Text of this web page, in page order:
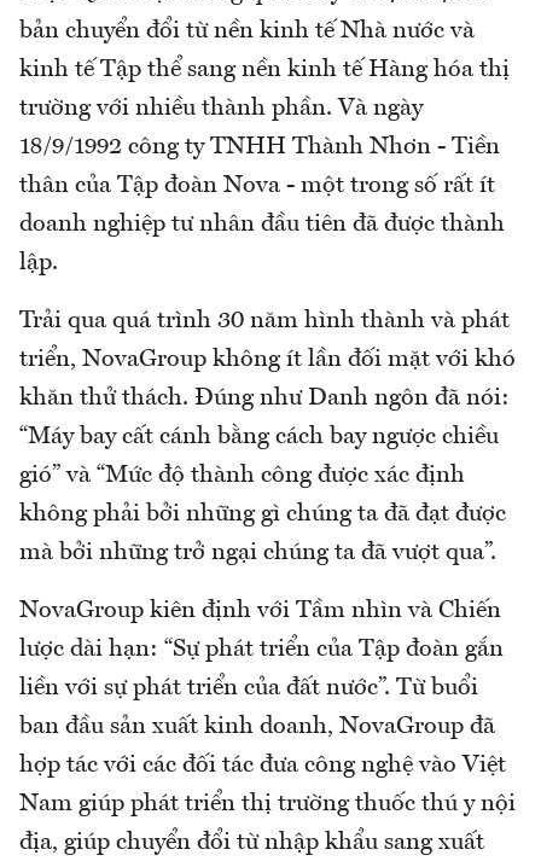
bản chuyển đổi từ nền kinh tế Nhà nước và
kinh tế Tập thể sang nền kinh tế Hàng hóa thị
trường với nhiều thành phần. Và ngày
18/9/1992 công ty TNHH Thành Nhơn - Tiền
thân của Tập đoàn Nova - một trong số rất ít
doanh nghiệp tư nhân đầu tiên đã được thành
lập.
Trải qua quá trình 30 năm hình thành và phát
triển, NovaGroup không ít lần đối mặt với khó
khăn thử thách. Đúng như Danh ngôn đã nói:
“Máy bay cất cánh bằng cách bay ngược chiều
gió” và “Mức độ thành công được xác định
không phải bởi những gì chúng ta đã đạt được
mà bởi những trở ngại chúng ta đã vượt qua”.
NovaGroup kiên định với Tầm nhìn và Chiến
lược dài hạn: “Sự phát triển của Tập đoàn gắn
liền với sự phát triển của đất nước”. Từ buổi
ban đầu sản xuất kinh doanh, NovaGroup đã
hợp tác với các đối tác đưa công nghệ vào Việt
Nam giúp phát triển thị trường thuốc thú y nội
địa, giúp chuyển đổi từ nhập khẩu sang xuất